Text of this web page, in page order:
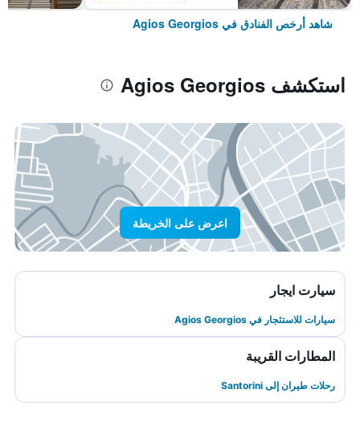
شاهد أرخص الفنادق في Agios Georgios
استكشف Agios Georgios
اعرض على الخريطة
سيارت ايجار
سيارات للاستئجار في Agios Georgios
المطارات القريبة
رحلات طيران إلى Santorini